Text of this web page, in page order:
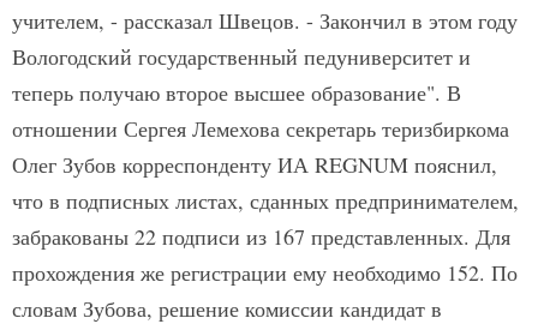
учителем, - рассказал Швецов. - Закончил в этом году
Вологодский государственный педуниверситет и
теперь получаю второе высшее образование". В
отношении Сергея Лемехова секретарь теризбиркома
Олег Зубов корреспонденту ИА REGNUM пояснил,
что в подписных листах, сданных предпринимателем,
забракованы 22 подписи из 167 представленных. Для
прохождения же регистрации ему необходимо 152. По
словам Зубова, решение комиссии кандидат в